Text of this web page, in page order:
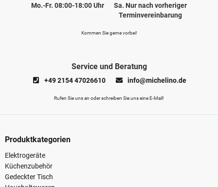
Mo.-Fr. 08:00-18:00 Uhr
Sa. Nur nach vorheriger
Terminvereinbarung
Kommen Sie gerne vorbei!
Service und Beratung
+49 2154 47026610 info@michelino.de
Rufen Sie uns an oder schreiben Sie uns eine E-Mail!
Produktkategorien
Elektrogeräte
Küchenzubehör
Gedeckter Tisch